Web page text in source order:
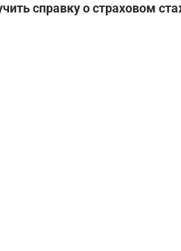
справку о страховом